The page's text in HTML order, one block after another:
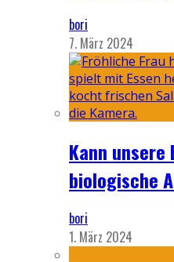
bori
7. März 2024
Kann unsere
biologische
bori
1. März 2024